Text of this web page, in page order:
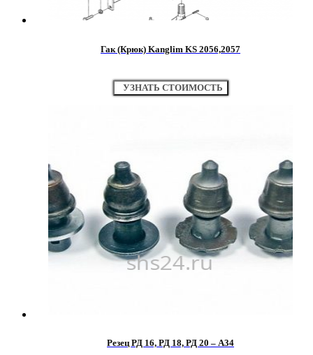
Гак (Крюк) Kanglim KS 2056,2057
УЗНАТЬ СТОИМОСТЬ
Резец РД 16, РД 18, РД 20 – А34